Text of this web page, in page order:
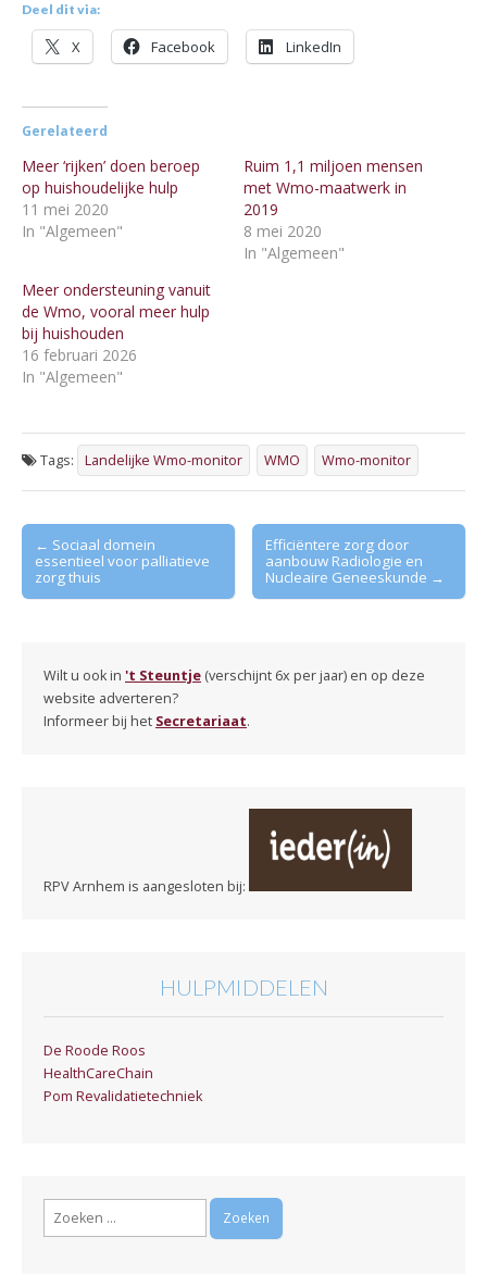
Deel dit via:
X Facebook LinkedIn
Gerelateerd
Meer ‘rijken’ doen beroep
op huishoudelijke hulp
11 mei 2020
In "Algemeen"
Ruim 1,1 miljoen mensen
met Wmo-maatwerk in
2019
8 mei 2020
In "Algemeen"
Meer ondersteuning vanuit
de Wmo, vooral meer hulp
bij huishouden
16 februari 2026
In "Algemeen"
Tags: Landelijke Wmo-monitor WMO Wmo-monitor
Post
navigation
← Sociaal domein
essentieel voor palliatieve
zorg thuis
Efficiëntere zorg door
aanbouw Radiologie en
Nucleaire Geneeskunde →
Wilt u ook in 't Steuntje (verschijnt 6x per jaar) en op deze
website adverteren?
Informeer bij het Secretariaat.
RPV Arnhem is aangesloten bij:
HULPMIDDELEN
De Roode Roos
HealthCareChain
Pom Revalidatietechniek
Zoeken